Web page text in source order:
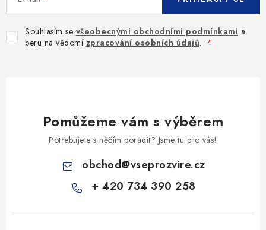
Souhlasím se všeobecnými obchodními podmínkami a
beru na vědomí zpracování osobních údajů.
Pomůžeme vám s výběrem
Potřebujete s něčím poradit? Jsme tu pro vás!
obchod@vseprozvire.cz
+ 420 734 390 258